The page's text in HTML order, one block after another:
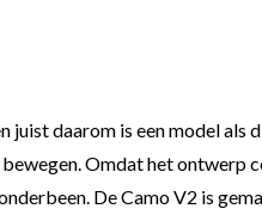
daarom is een model
Omdat het ontwerp
De Camo V2 is